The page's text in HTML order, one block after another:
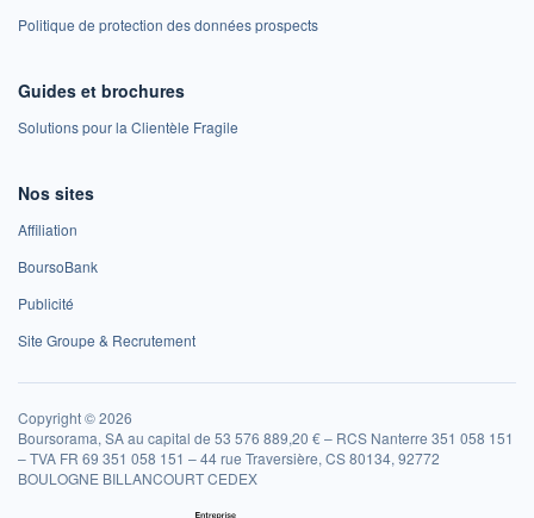
Politique de protection des données prospects
Guides et brochures
Solutions pour la Clientèle Fragile
Nos sites
Affiliation
BoursoBank
Publicité
Site Groupe & Recrutement
Copyright © 2026
Boursorama, SA au capital de 53 576 889,20 € – RCS Nanterre 351 058 151
– TVA FR 69 351 058 151 – 44 rue Traversière, CS 80134, 92772
BOULOGNE BILLANCOURT CEDEX